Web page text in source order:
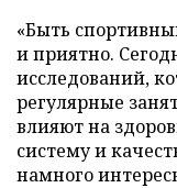
«Быть
и приятно.
исследований,
регулярные
влияют на
систему и
намного